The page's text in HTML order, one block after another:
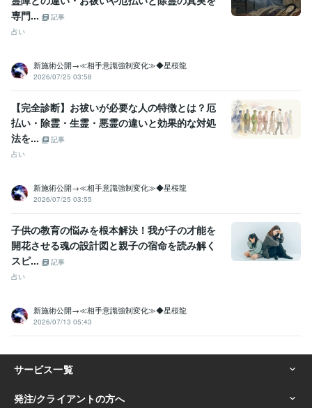
専門...
記事
占い
新施術公開→≪相手意識強制変化≫◆星桜龍
2026/07/25 03:58
【完全診断】お祓いが必要な人の特徴とは？厄
払い・除霊・生霊・悪霊の違いと効果的な対処
法を...
記事
占い
新施術公開→≪相手意識強制変化≫◆星桜龍
2026/07/25 03:55
子供の教育の悩みを根本解決！我が子の才能を
開花させる魂の設計図と親子の宿命を読み解く
スピ...
記事
占い
新施術公開→≪相手意識強制変化≫◆星桜龍
2026/07/13 05:43